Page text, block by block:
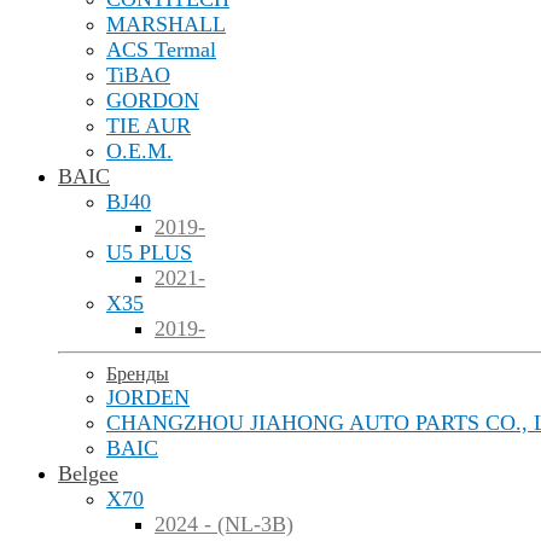
MARSHALL
ACS Termal
TiBAO
GORDON
TIE AUR
O.E.M.
BAIC
BJ40
2019-
U5 PLUS
2021-
X35
2019-
Бренды
JORDEN
CHANGZHOU JIAHONG AUTO PARTS CO.,
BAIC
Belgee
X70
2024 - (NL-3B)